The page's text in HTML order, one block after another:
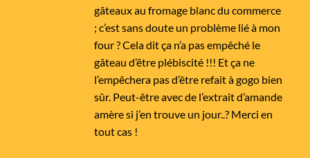
gâteaux au fromage blanc du commerce
; c’est sans doute un problème lié à mon
four ? Cela dit ça n’a pas empêché le
gâteau d’être plébiscité !!! Et ça ne
l’empêchera pas d’être refait à gogo bien
sûr. Peut-être avec de l’extrait d’amande
amère si j’en trouve un jour..? Merci en
tout cas !